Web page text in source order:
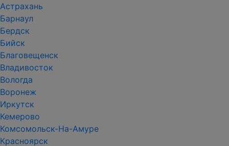
Астрахань
Барнаул
Бердск
Бийск
Благовещенск
Владивосток
Вологда
Воронеж
Иркутск
Кемерово
Комсомольск-На-Амуре
Красноярск